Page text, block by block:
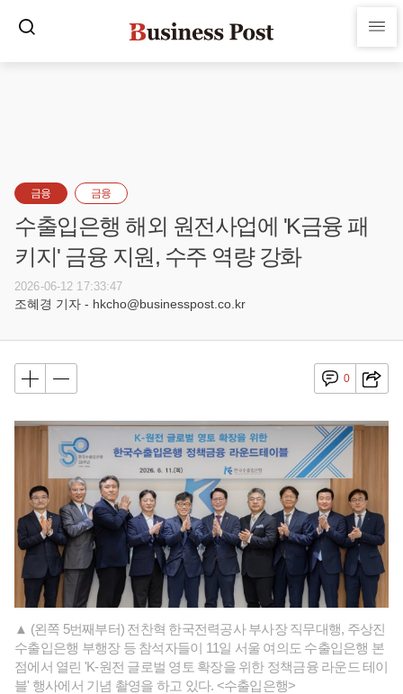
금융 금융
수출입은행 해외 원전사업에 'K금융 패
키지' 금융 지원, 수주 역량 강화
2026-06-12 17:33:47
조혜경 기자 - hkcho@businesspost.co.kr
0
▲ (왼쪽 5번째부터) 전찬혁 한국전력공사 부사장 직무대행, 주상진
수출입은행 부행장 등 참석자들이 11일 서울 여의도 수출입은행 본
점에서 열린 'K-원전 글로벌 영토 확장을 위한 정책금융 라운드 테이
블' 행사에서 기념 촬영을 하고 있다. <수출입은행>